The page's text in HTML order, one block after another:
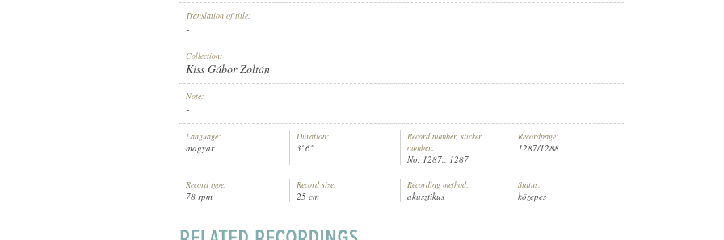
RECORD NUMBER:
Translation of title:
-
Collection:
Kiss Gábor Zoltán
Note:
-
Language:
magyar
Duration:
3' 6"
Record number, sticker
number:
No. 1287., 1287
Recordpage:
1287/1288
Record type:
78 rpm
Record size:
25 cm
Recording method:
akusztikus
Status:
közepes